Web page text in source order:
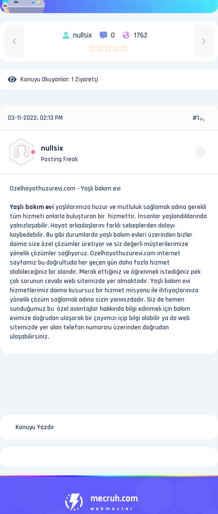
nullsix 0 1762
Konuyu Okuyanlar: 1 Ziyaretçi
03-11-2022, 02:13 PM #1
nullsix
Posting Freak
Ozelhayathuzurevi.com - Yaşlı bakım evi
Yaşlı bakım evi yaşlılarımıza huzur ve mutluluk sağlamak adına gerekli
tüm hizmeti onlarla buluşturan bir hizmettir. İnsanlar yaşlandıklarında
yalnızlaşabilir. Hayat arkadaşlarını farklı sebeplerden dolayı
kaybedebilir. Bu gibi durumlarda yaşlı bakım evleri üzerinden bizler
daima size özel çözümler üretiyor ve siz değerli müşterilerimize
yönelik çözümler sağlıyoruz. Ozelhayathuzurevi.com internet
sayfamız bu doğrultuda her geçen gün daha fazla hizmet
alabileceğiniz bir alandır. Merak ettiğiniz ve öğrenmek istediğiniz pek
çok sorunun cevabı web sitemizde yer almaktadır. Yaşlı bakım evi
hizmetlerimiz daima kusursuz bir hizmet misyonu ile ihtiyaçlarınıza
yönelik çözüm sağlamak adına sizin yanınızdadır. Siz de hemen
sunduğumuz bu özel avantajlar hakkında bilgi edinmek için bakım
evimize doğrudan ulaşarak bir çayımızı içip bilgi alabilir ya da web
sitemizde yer alan telefon numarası üzerinden doğrudan
ulaşabilirsiniz.
Konuyu Yazdır
mecruh.com
webmaster